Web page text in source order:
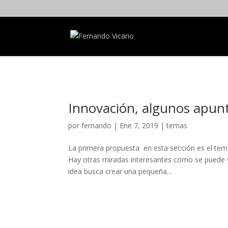
Innovación, algunos
porfernando | Ene 7, 2019 |temas
La primera propuesta en esta sección es el
Hay otras miradas interesantes como se
idea busca crear una pequeña...